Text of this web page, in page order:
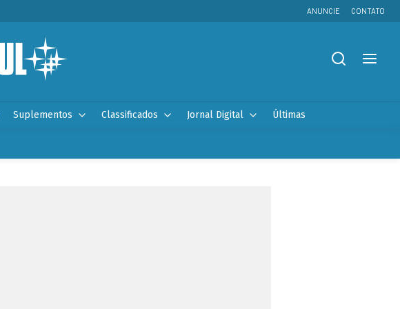
ANUNCIE CONTATO
Suplementos Classificados Jornal Digital Últimas